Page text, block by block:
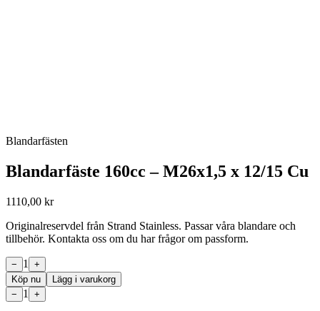
Blandarfästen
Blandarfäste 160cc – M26x1,5 x 12/15 Cu
1110,00 kr
Originalreservdel från Strand Stainless. Passar våra blandare och
tillbehör. Kontakta oss om du har frågor om passform.
− 1
+
Köp nu
Lägg i varukorg
−
1 +